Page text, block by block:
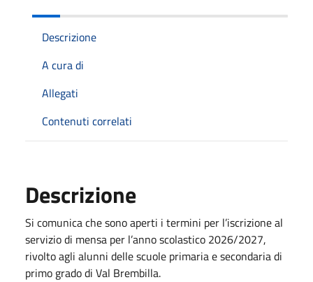
Descrizione
A cura di
Allegati
Contenuti correlati
Descrizione
Si comunica che sono aperti i termini per l’iscrizione al
servizio di mensa per l’anno scolastico 2026/2027,
rivolto agli alunni delle scuole primaria e secondaria di
primo grado di Val Brembilla.